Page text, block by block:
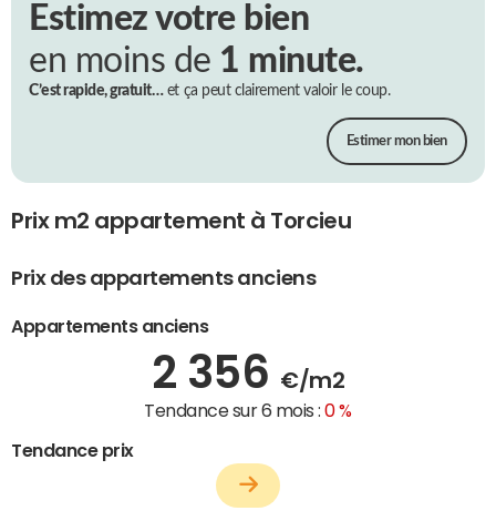
Estimez votre bien
en moins de 1 minute.
C’est rapide, gratuit…et ça peut clairement valoir le coup.
Estimer mon bien
Prix m2 appartement à Torcieu
Prix des appartements anciens
Appartements anciens
2 356 €/m2
Tendance sur 6 mois :0 %
Tendance prix